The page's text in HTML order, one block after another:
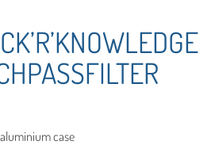
case